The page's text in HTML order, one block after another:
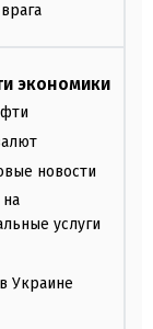
экономики
новости
услуги
Украине